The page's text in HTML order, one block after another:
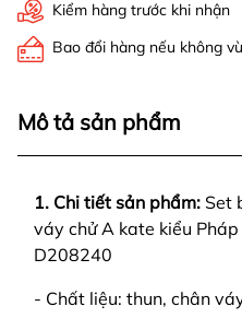
Kiểm hàng trước khi nhận
Bao đổi hàng nếu không
Mô tả sản phẩm
1. Chi tiết sản phẩm: Set
váy chử A kate kiểu
D208240
- Chất liệu: thun, chân